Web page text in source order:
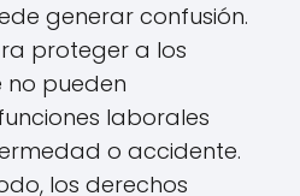
generar confusión.
proteger a los
pueden
laborales
o accidente.
los derechos